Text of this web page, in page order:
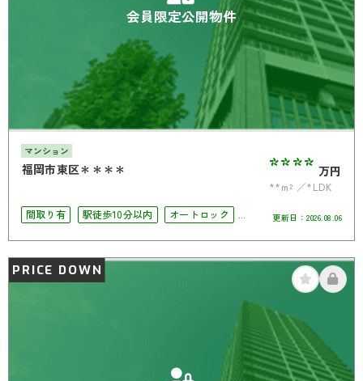
会員限定公開物件
マンション
福岡市東区＊＊＊＊ **** 万円
**m²
*LDK
間取り有
駅徒歩10分以内
オートロック
更新日： 2026.08.06
PRICE DOWN